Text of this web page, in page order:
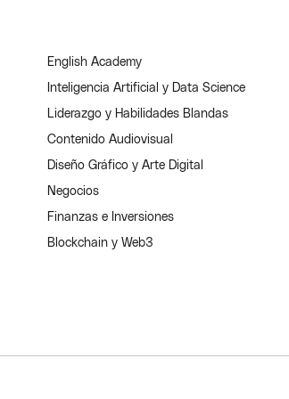
English Academy
Inteligencia Artificial y Data Science
Liderazgo y Habilidades Blandas
Contenido Audiovisual
Diseño Gráfico y Arte Digital
Negocios
Finanzas e Inversiones
Blockchain y Web3